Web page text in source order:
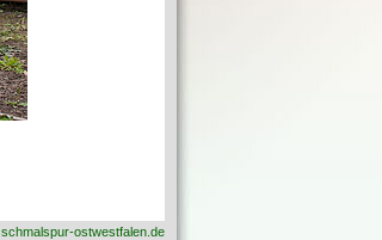
schmalspur-ostwestfalen.de